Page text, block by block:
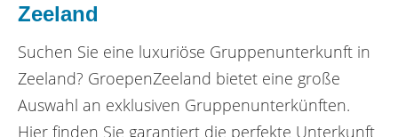
Zeeland
Suchen Sie eine luxuriöse Gruppenunterkunft in
Zeeland? GroepenZeeland bietet eine große
Auswahl an exklusiven Gruppenunterkünften.
Hier finden Sie garantiert die perfekte Unterkunft